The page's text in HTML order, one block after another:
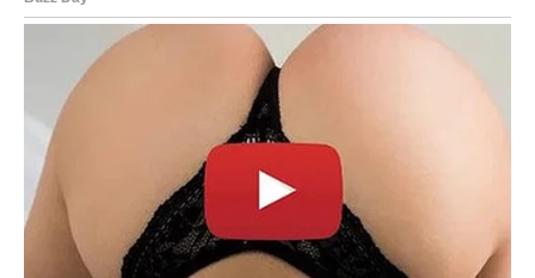
Jarčevima dolazi više stabilnosti i osjećaja sigurnosti u
odnosima.
Novac
Sav trud koji ste ulagali počinje da donosi rezultate koje
više nije moguće ignorisati.